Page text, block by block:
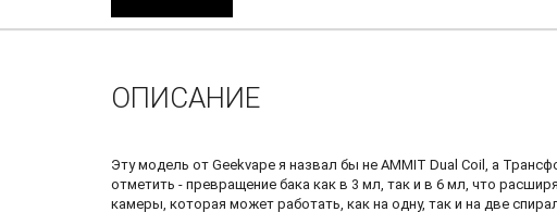
ОПИСАНИЕ
Эту модель от Geekvape я назвал бы не AMMIT Dual Coil, а
отметить - превращение бака как в 3 мл, так и в 6 мл, что
камеры, которая может работать, как на одну, так и на две